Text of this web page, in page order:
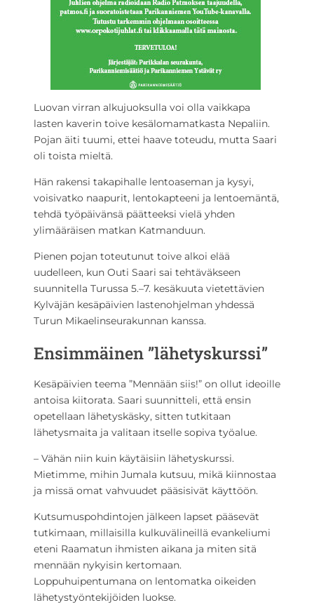
Luovan virran alkujuoksulla voi olla vaikkapa
lasten kaverin toive kesälomamatkasta Nepaliin.
Pojan äiti tuumi, ettei haave toteudu, mutta Saari
oli toista mieltä.
Hän rakensi takapihalle lentoaseman ja kysyi,
voisivatko naapurit, lentokapteeni ja lentoemäntä,
tehdä työpäivänsä päätteeksi vielä yhden
ylimääräisen matkan Katmanduun.
Pienen pojan toteutunut toive alkoi elää
uudelleen, kun Outi Saari sai tehtäväkseen
suunnitella Turussa 5.–7. kesäkuuta vietettävien
Kylväjän kesäpäivien lastenohjelman yhdessä
Turun Mikaelinseurakunnan kanssa.
Ensimmäinen ”lähetyskurssi”
Kesäpäivien teema ”Mennään siis!” on ollut ideoille
antoisa kiitorata. Saari suunnitteli, että ensin
opetellaan lähetyskäsky, sitten tutkitaan
lähetysmaita ja valitaan itselle sopiva työalue.
– Vähän niin kuin käytäisiin lähetyskurssi.
Mietimme, mihin Jumala kutsuu, mikä kiinnostaa
ja missä omat vahvuudet pääsisivät käyttöön.
Kutsumuspohdintojen jälkeen lapset pääsevät
tutkimaan, millaisilla kulkuvälineillä evankeliumi
eteni Raamatun ihmisten aikana ja miten sitä
mennään nykyisin kertomaan.
Loppuhuipentumana on lentomatka oikeiden
lähetystyöntekijöiden luokse.